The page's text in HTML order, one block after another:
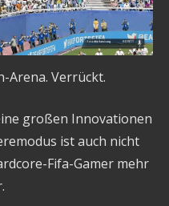
Arena. Verrückt.
großen Innovationen
ist auch nicht
Fifa-Gamer mehr